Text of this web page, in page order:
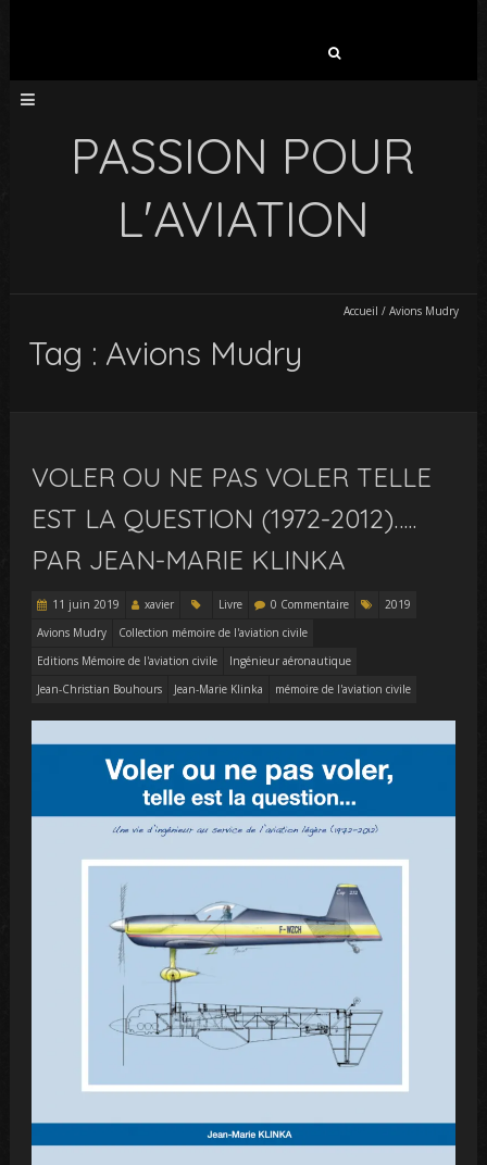
PASSION POUR
L'AVIATION
Accueil / Avions Mudry
Tag : Avions Mudry
VOLER OU NE PAS VOLER TELLE
EST LA QUESTION (1972-2012)…..
PAR JEAN-MARIE KLINKA
11 juin 2019 xavier Livre 0 Commentaire
2019
Avions Mudry
Collection mémoire de l'aviation civile
Editions Mémoire de l'aviation civile
Ingénieur aéronautique
Jean-Christian Bouhours
Jean-Marie Klinka mémoire de l'aviation civile